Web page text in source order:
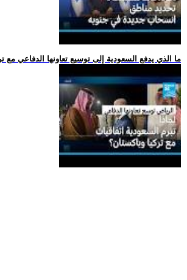
.. ما الذي يدفع السعودية إلى توسيع تعاونها الدفاعي مع